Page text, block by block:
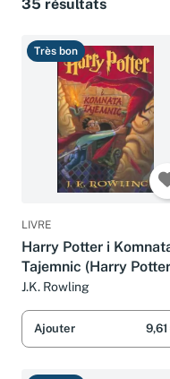
35 résultats
Très bon
LIVRE
Harry Potter i
Tajemnic (Harry
the Chamber of
J.K. Rowling
Ajouter 9,61